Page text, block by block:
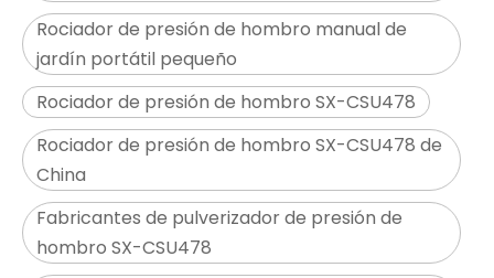
Rociador de presión de hombro manual de
jardín portátil pequeño
Rociador de presión de hombro SX-CSU478
Rociador de presión de hombro SX-CSU478 de
China
Fabricantes de pulverizador de presión de
hombro SX-CSU478